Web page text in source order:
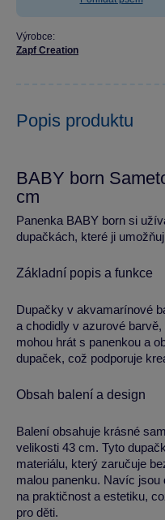
Výrobce:
Zapf Creation
Popis produktu
BABY born
cm
Panenka BABY born si
dupačkách, které ji
Základní popis a funkce
Dupačky v akvamarínové
a chodidly v azurové
mohou hrát s panenkou a
dupaček, což podporuje
Obsah balení a design
Balení obsahuje krásné
velikosti 43 cm. Tyto
materiálu, který zaručuje
malou panenku. Navíc jsou
na praktičnost a estetiku,
pro děti.